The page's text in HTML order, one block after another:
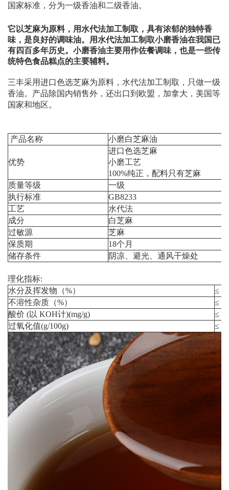
国家标准，分为一级香油和二级香油。
它以芝麻为原料，用水代法加工制取，具有浓郁的独特香
味，是良好的调味油。用水代法加工制取小磨香油在我国已
有四百多年历史。小磨香油主要用作佐餐调味，也是一些传
统特色食品糕点的主要辅料。
三丰采用进口色选芝麻为原料，水代法加工制取，只做一级
香油。产品除国内销售外，还出口到欧盟，加拿大，美国等
国家和地区。
产品名称 小磨白芝麻油
优势
进口色选芝麻
小磨工艺
100%纯正，配料只有芝麻
质量等级
一级
执行标准
GB8233
工艺
水代法
成分
白芝麻
过敏源
芝麻
保质期
18个月
储存条件
阴凉、避光、通风干
理化指标:
水分及挥发物（%）
≤
不溶性杂质（%）
≤
酸价 (以 KOH计)(mg/g)
≤
过氧化值(g/100g)
≤